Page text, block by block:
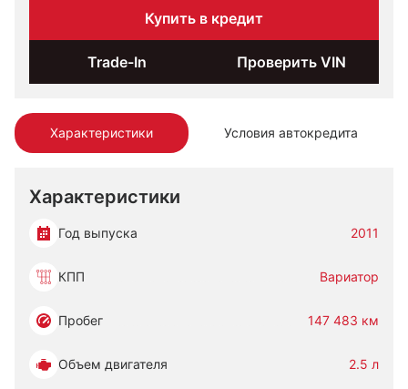
Характеристики Условия автокредита
Характеристики
Год выпуска 2011
КПП Вариатор
Пробег 147 483 км
Объем двигателя 2.5 л
Купить в кредит
Trade-In Проверить VIN